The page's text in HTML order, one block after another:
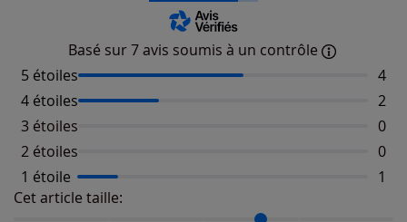
Basé sur 7 avis soumis à un contrôle
5 étoiles
4
4 étoiles
2
3 étoiles
0
2 étoiles
0
1 étoile
1
Cet article taille:
Répartition du taillant selon les avis clients